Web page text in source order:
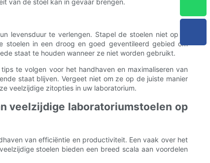
van de stoel kan in gevaar brengen.
levensduur te verlengen. Stapel de stoelen niet op of
in een droog en goed geventileerd gebied om
staat te houden wanneer ze niet worden gebruikt.
te volgen voor het handhaven en maximaliseren van
staat blijven. Vergeet niet om ze op de juiste manier
veelzijdige zitopties in uw laboratorium.
veelzijdige laboratoriumstoelen op
van efficiëntie en productiviteit. Een vaak over het
stoelen bieden een breed scala aan voordelen